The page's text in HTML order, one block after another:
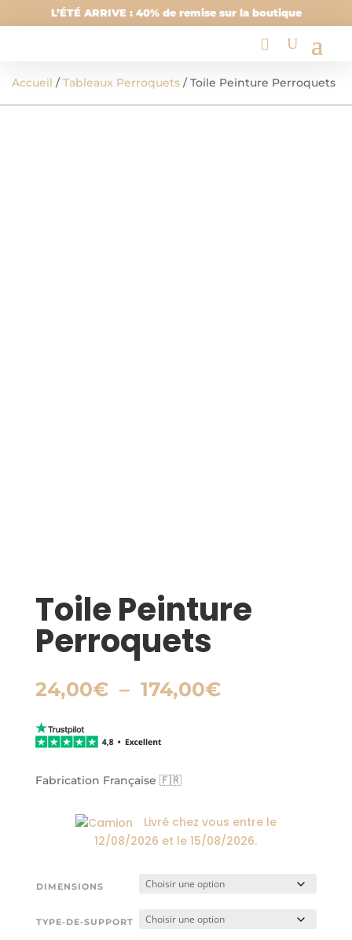
L’ÉTÉ ARRIVE : 40% de remise sur la boutique
Accueil /Tableaux Perroquets / Toile Peinture Perroquets
Toile Peinture
Perroquets
24,00€ – 174,00€Plage
Fabrication Française 🇫🇷
Livré chez vous entre le
12/08/2026 et le15/08/2026.
DIMENSIONS
TYPE-DE-SUPPORT